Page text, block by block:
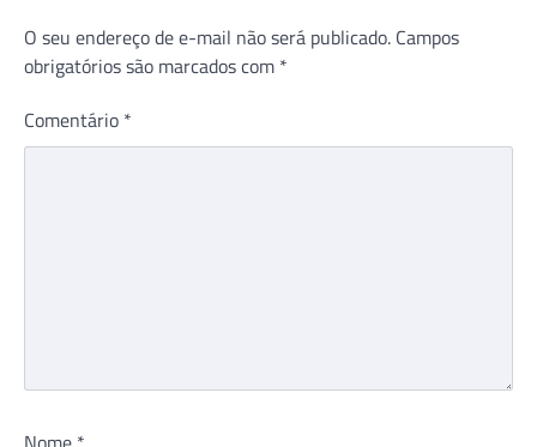
O seu endereço de e-mail não será publicado. Campos
obrigatórios são marcados com *
Comentário *